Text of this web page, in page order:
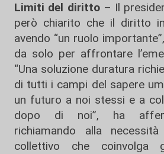
Limiti del diritto– Il
però chiarito che il diritto
avendo “un ruolo
da solo per affrontare
“Una soluzione duratura
di tutti i campi del sapere
un futuro a noi stessi e a
dopo di noi”, ha
richiamando alla
collettivo che coinvolga